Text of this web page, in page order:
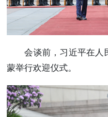
会谈前，习近平在人
蒙举行欢迎仪式。